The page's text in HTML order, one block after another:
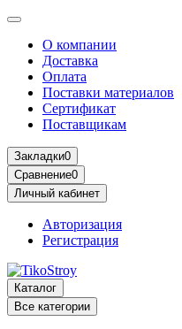
О компании
Доставка
Оплата
Поставки материалов
Сертификат
Поставщикам
Закладки0
Сравнение0
Личный кабинет
Авторизация
Регистрация
Каталог
Все категории